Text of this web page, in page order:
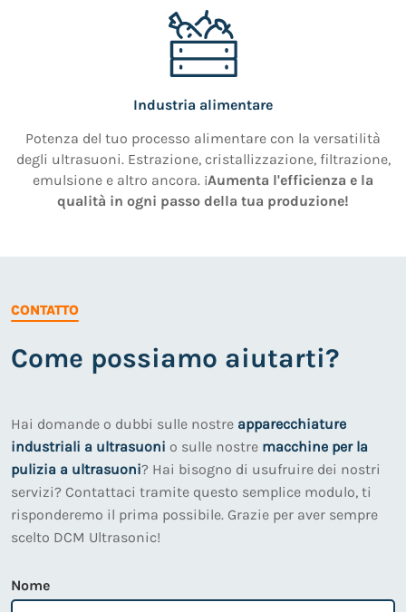
Industria alimentare
Potenza del tuo processo alimentare con la versatilità
degli ultrasuoni. Estrazione, cristallizzazione, filtrazione,
emulsione e altro ancora. ¡Aumenta l'efficienza e la
qualità in ogni passo della tua produzione!
CONTATTO
Come possiamo aiutarti?
Hai domande o dubbi sulle nostre apparecchiature
industriali a ultrasuoni o sulle nostre macchine per la
pulizia a ultrasuoni? Hai bisogno di usufruire dei nostri
servizi? Contattaci tramite questo semplice modulo, ti
risponderemo il prima possibile. Grazie per aver sempre
scelto DCM Ultrasonic!
Nome